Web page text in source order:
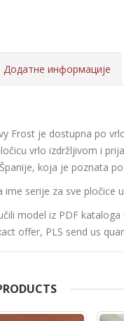
Додатне информације
Frost je dostupna po
vrlo izdržljivom i
koja je poznata
ime serije za sve pločice
model iz PDF
offer, PLS send us